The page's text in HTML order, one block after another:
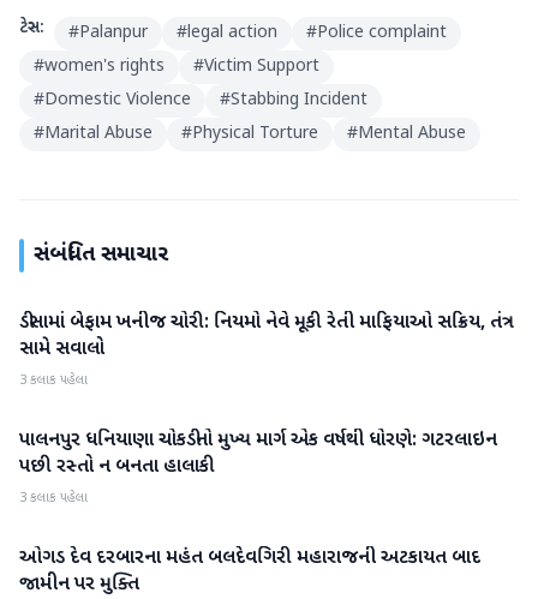
ટેગ્સ: #Palanpur #legal action #Police complaint
#women's rights #Victim Support
#Domestic Violence #Stabbing Incident
#Marital Abuse #Physical Torture #Mental Abuse
સંબંધિત સમાચાર
બનાસકાંઠા
ડીસામાં બેફામ ખનીજ ચોરી: નિયમો નેવે મૂકી રેતી માફિયાઓ સક્રિય, તંત્ર
સામે સવાલો
3 કલાક પહેલા
બનાસકાંઠા
પાલનપુર ધનિયાણા ચોકડીનો મુખ્ય માર્ગ એક વર્ષથી ધોરણે: ગટરલાઇન
પછી રસ્તો ન બનતા હાલાકી
3 કલાક પહેલા
બનાસકાંઠા
ઓગડ દેવ દરબારના મહંત બલદેવગિરી મહારાજની અટકાયત બાદ
જામીન પર મુક્તિ